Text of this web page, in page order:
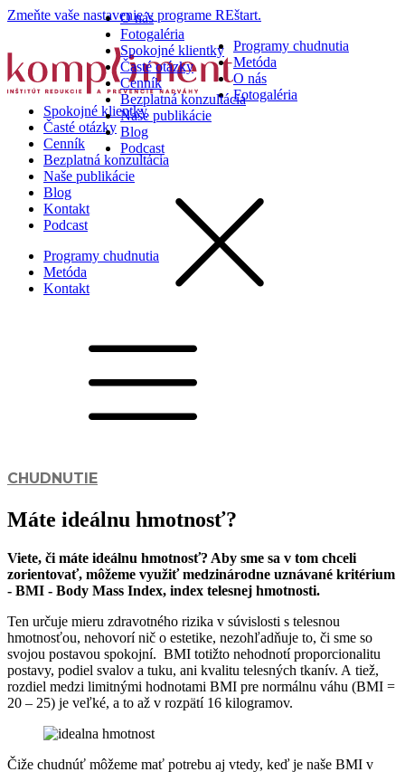
Zmeňte vaše nastavenie v programe REštart.
Programy chudnutia
Metóda
O nás
Fotogaléria
Spokojné klientky
Časté otázky
Cenník
Bezplatná konzultácia
Naše publikácie
Blog
Kontakt
Podcast
Programy chudnutia
Metóda
Kontakt
O nás
Fotogaléria
Spokojné klientky
Časté otázky
Cenník
Bezplatná konzultácia
Naše publikácie
Blog
Podcast
CHUDNUTIE
Máte ideálnu hmotnosť?
Viete, či máte ideálnu hmotnosť? Aby sme sa v tom chceli
zorientovať, môžeme využiť medzinárodne uznávané kritérium
- BMI - Body Mass Index, index telesnej hmotnosti.
Ten určuje mieru zdravotného rizika v súvislosti s telesnou
hmotnosťou, nehovorí nič o estetike, nezohľadňuje to, či sme so
svojou postavou spokojní. BMI totižto nehodnotí proporcionalitu
postavy, podiel svalov a tuku, ani kvalitu telesných tkanív. A tiež,
rozdiel medzi limitnými hodnotami BMI pre normálnu váhu (BMI =
20 – 25) je veľké, a to až v rozpätí 16 kilogramov.
Čiže chudnúť môžeme mať potrebu aj vtedy, keď je naše BMI v